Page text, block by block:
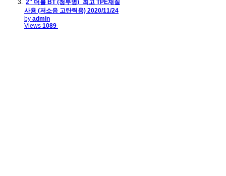
2" 더블 BT (청투명)_최고 TPE재질
사용 (저소음 고탄력용) 2020/11/24
by admin
Views 1089